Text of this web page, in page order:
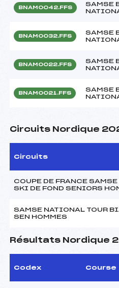
BNAM0042.FFS
SAMSE
BNAM0032.FFS
SAMSE
BNAM0022.FFS
SAMSE
BNAM0021.FFS
SAMSE
Circuits Nordique
Circuits
COUPE DE FRANCE
SKI DE FOND SENIORS
SAMSE NATIONAL TOUR
SEN HOMMES
Résultats Nordique
Codex Course